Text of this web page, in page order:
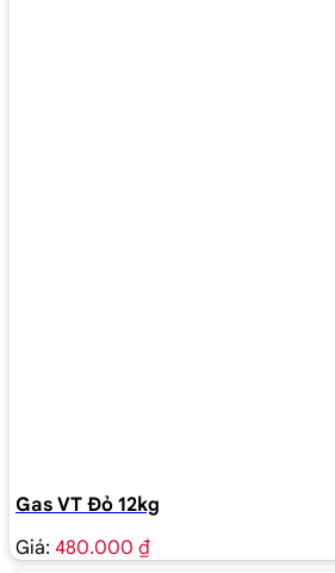
Gas VT Đỏ 12kg
Giá: 480.000 ₫